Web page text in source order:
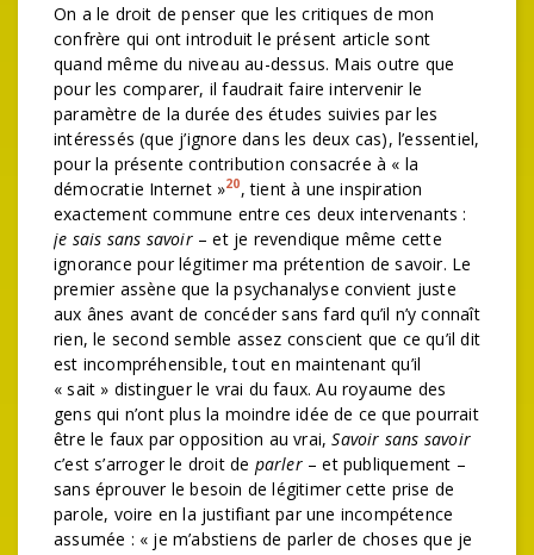
On a le droit de penser que les critiques de mon
confrère qui ont introduit le présent article sont
quand même du niveau au-dessus. Mais outre que
pour les comparer, il faudrait faire intervenir le
paramètre de la durée des études suivies par les
intéressés (que j’ignore dans les deux cas), l’essentiel,
pour la présente contribution consacrée à « la
démocratie Internet »20, tient à une inspiration
exactement commune entre ces deux intervenants :
je sais sans savoir– et je revendique même cette
ignorance pour légitimer ma prétention de savoir. Le
premier assène que la psychanalyse convient juste
aux ânes avant de concéder sans fard qu’il n’y connaît
rien, le second semble assez conscient que ce qu’il dit
est incompréhensible, tout en maintenant qu’il
« sait » distinguer le vrai du faux. Au royaume des
gens qui n’ont plus la moindre idée de ce que pourrait
être le faux par opposition au vrai,Savoir sans savoir
c’est s’arroger le droit de parler– et publiquement –
sans éprouver le besoin de légitimer cette prise de
parole, voire en la justifiant par une incompétence
assumée : « je m’abstiens de parler de choses que je